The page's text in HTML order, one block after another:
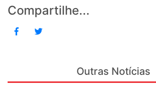
Compartilhe...
Outras Notícias